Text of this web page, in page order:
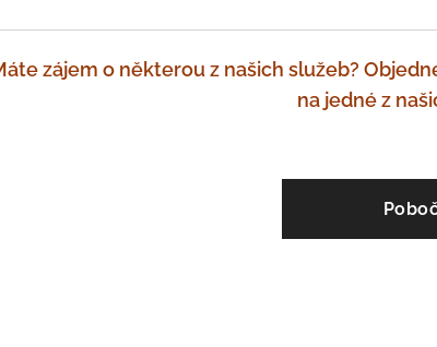
zájem o některou z našich služeb?
na jedné z